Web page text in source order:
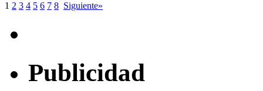
1 2 3 4 5 6 7 8 Siguiente»
Publicidad